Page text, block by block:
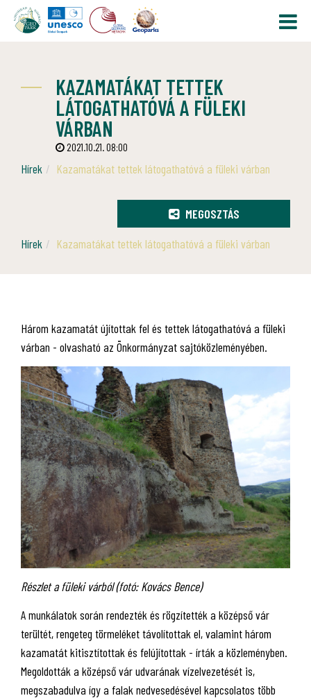
KAZAMATÁKAT TETTEK
LÁTOGATHATÓVÁ A FÜLEKI
VÁRBAN
2021.10.21. 08:00
Hírek Kazamatákat tettek látogathatóvá a füleki várban
MEGOSZTÁS
Hírek
Kazamatákat tettek látogathatóvá a füleki várban
Három kazamatát újítottak fel és tettek látogathatóvá a füleki
várban - olvasható az Önkormányzat sajtóközleményében.
Részlet a füleki várból (fotó: Kovács Bence)
A munkálatok során rendezték és rögzítették a középső vár
terültét, rengeteg törmeléket távolítottak el, valamint három
kazamatát kitisztítottak és felújítottak - írták a közleményben.
Megoldották a középső vár udvarának vízelvezetését is,
megszabadulva így a falak nedvesedésével kapcsolatos több